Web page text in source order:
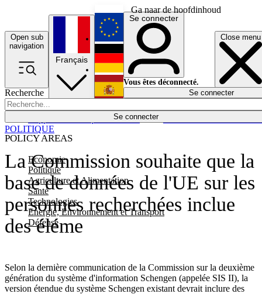
Ga naar de hoofdinhoud
Open sub
navigation
Close menu
Recherche
Se connecter
POLICY AREAS
Economie
Politique
Agriculture et Alimentation
Santé
Technologies
Energie, Environnement et Transport
Défense
Économie
Français
English
Deutsch
Español
Se connecter
Vous êtes déconnecté.
Se connecter
La Commission souhaite que la
base de données de l'UE sur les
personnes recherchées inclue
des éléme
Selon la dernière communication de la Commission sur la deuxième
génération du système d'information Schengen (appelée SIS II), la
version étendue du système Schengen existant devrait inclure des
POLITIQUE